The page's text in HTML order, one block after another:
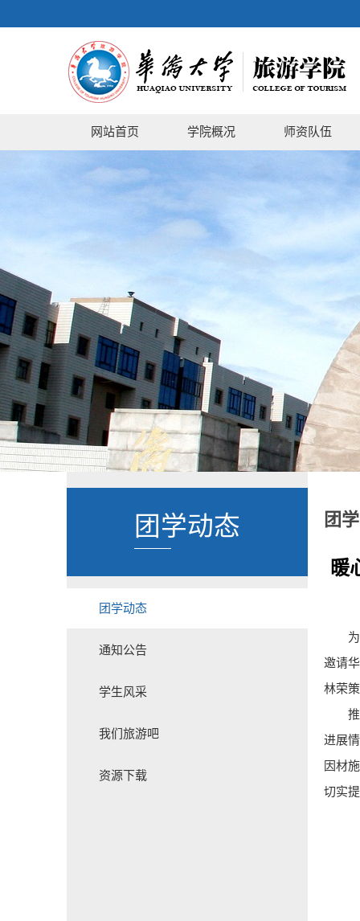
网站首页 学院概况 师资队伍
团学动态
团学动态
通知公告
学生风采
我们旅游吧
资源下载
团
暖
邀请
林荣
进展
因材
切实